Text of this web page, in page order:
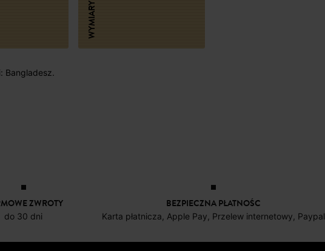
WYMIARY
Bangladesz.
ZWROTY
do 30 dni
BEZPIECZNA PŁATNOŚC
Karta płatnicza, Apple Pay, Przelew internetowy, Paypal